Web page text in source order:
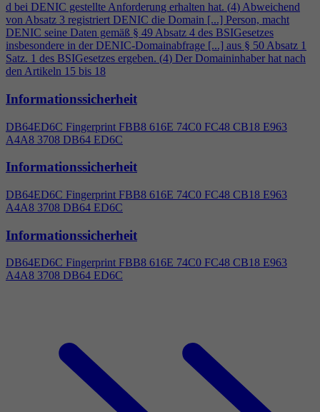
d bei DENIC gestellte Anforderung erhalten hat. (4) Abweichend
von Absatz 3 registriert DENIC die Domain [...] Person, macht
DENIC seine Daten gemäß § 49 Absatz 4 des BSIGesetzes
insbesondere in der DENIC-Domainabfrage [...] aus § 50 Absatz 1
Satz. 1 des BSIGesetzes ergeben. (4) Der Domaininhaber hat nach
den Artikeln 15 bis 18
Informationssicherheit
DB64ED6C Fingerprint FBB8 616E 74C0 FC48 CB18 E963
A4A8 3708 DB64 ED6C
Informationssicherheit
DB64ED6C Fingerprint FBB8 616E 74C0 FC48 CB18 E963
A4A8 3708 DB64 ED6C
Informationssicherheit
DB64ED6C Fingerprint FBB8 616E 74C0 FC48 CB18 E963
A4A8 3708 DB64 ED6C